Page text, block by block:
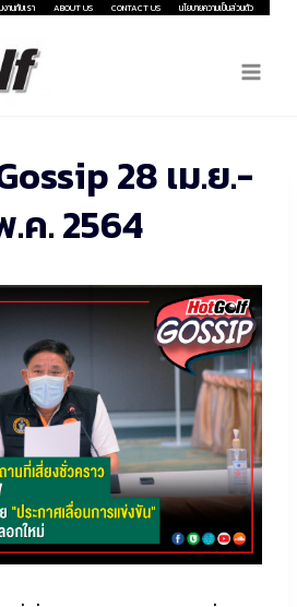
านกับเรา ABOUT US CONTACT US นโยบายความเป็นส่วนตัว
28 เม.ย.-
.ค. 2564